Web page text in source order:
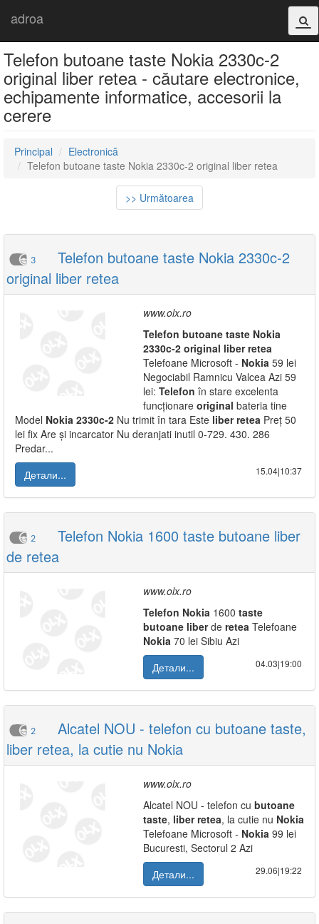
adroa
Telefon butoane taste Nokia 2330c-2
original liber retea - căutare electronice,
echipamente informatice, accesorii la
cerere
Principal
Electronică
Telefon butoane taste Nokia 2330c-2 original liber retea
>> Următoarea
3
Telefon butoane taste Nokia 2330c-2
original liber retea
www.olx.ro
Telefon butoane taste Nokia
2330c-2 original liber retea
Telefoane Microsoft - Nokia 59 lei
Negociabil Ramnicu Valcea Azi 59
lei: Telefon în stare excelenta
funcționare original bateria tine
Model Nokia 2330c-2 Nu trimit în tara Este liber retea Preț 50
lei fix Are și incarcator Nu deranjati inutil 0-729. 430. 286
Predar...
Детали...
15.04|10:37
2
Telefon Nokia 1600 taste butoane liber
de retea
www.olx.ro
Telefon Nokia 1600 taste
butoane liberde retea Telefoane
Nokia 70 lei Sibiu Azi
Детали...
04.03|19:00
2
Alcatel NOU - telefon cu butoane taste,
liber retea, la cutie nu Nokia
www.olx.ro
Alcatel NOU - telefon cu butoane
taste, liber retea, la cutie nu Nokia
Telefoane Microsoft - Nokia 99 lei
Bucuresti, Sectorul 2 Azi
Детали...
29.06|19:22